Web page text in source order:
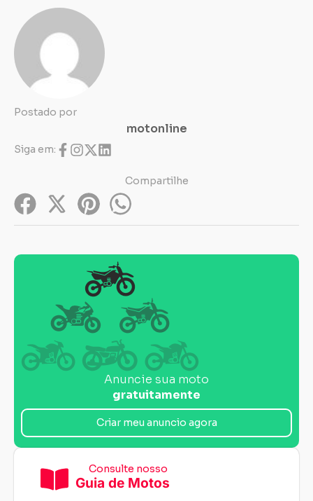
Postado por
motonline
Siga em:
Compartilhe
Anuncie sua moto
gratuitamente
Criar meu anuncio agora
Consulte nosso
Guia de Motos